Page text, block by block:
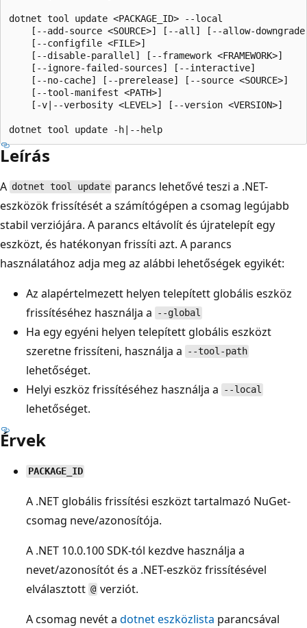
dotnet tool update <PACKAGE_ID> --local
[--add-source <SOURCE>] [--all] [--allow-
    [--configfile <FILE>]
    [--disable-parallel] [--framework <FRAMEWORK>]
    [--ignore-failed-sources] [--interactive]
    [--no-cache] [--prerelease] [--source <SOURCE>]
    [--tool-manifest <PATH>]
    [-v|--verbosity <LEVEL>] [--version <VERSION>]
Leírás
A dotnet tool update parancs lehetővé teszi a .NET-
eszközök frissítését a számítógépen a csomag legújabb
stabil verziójára. A parancs eltávolít és újratelepít egy
eszközt, és hatékonyan frissíti azt. A parancs
használatához adja meg az alábbi lehetőségek egyikét:
Az alapértelmezett helyen telepített globális eszköz
frissítéséhez használja a
--global
Ha egy egyéni helyen telepített globális eszközt
szeretne frissíteni, használja a
--tool-path
lehetőséget.
Helyi eszköz frissítéséhez használja a
--local
lehetőséget.
Érvek
PACKAGE_ID
A .NET globális frissítési eszközt tartalmazó NuGet-
csomag neve/azonosítója.
A .NET 10.0.100 SDK-tól kezdve használja a
nevet/azonosítót és a .NET-eszköz frissítésével
elválasztott @ verziót.
A csomag nevét a dotnet eszközlista parancsával